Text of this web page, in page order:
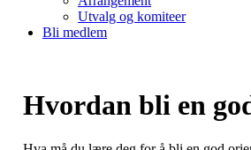
Utvalg og komiteer
Bli medlem
Hvordan bli en